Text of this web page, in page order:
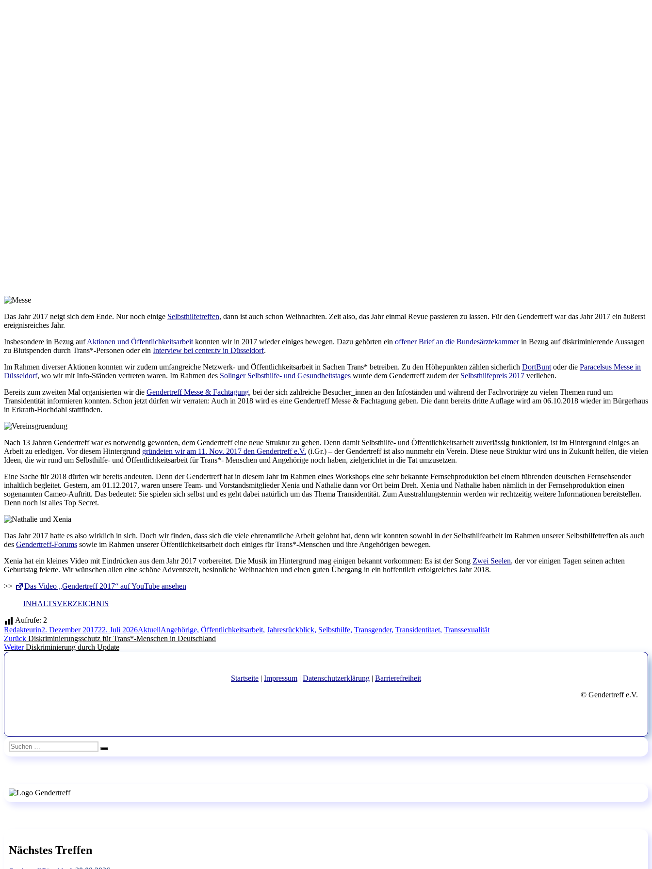
Das Jahr 2017 neigt sich dem Ende. Nur noch einige Selbsthilfetreffen, dann ist auch schon Weihnachten. Zeit also, das Jahr einmal Revue passieren zu lassen. Für den Gendertreff war das Jahr 2017 ein äußerst
ereignisreiches Jahr.
Insbesondere in Bezug aufAktionen und Öffentlichkeitsarbeit konnten wir in 2017 wieder einiges bewegen. Dazu gehörten ein offener Brief an die Bundesärztekammerin Bezug auf diskriminierende Aussagen
zu Blutspenden durch Trans*-Personen oder ein Interview bei center.tv in Düsseldorf.
Im Rahmen diverser Aktionen konnten wir zudem umfangreiche Netzwerk- und Öffentlichkeitsarbeit in Sachen Trans* betreiben. Zu den Höhepunkten zählen sicherlich DortBunt oder die Paracelsus Messe in
Düsseldorf, wo wir mit Info-Ständen vertreten waren. Im Rahmen des Solinger Selbsthilfe- und Gesundheitstages wurde dem Gendertreff zudem der Selbsthilfepreis 2017 verliehen.
Bereits zum zweiten Mal organisierten wir die Gendertreff Messe & Fachtagung, bei der sich zahlreiche Besucher_innen an den Infoständen und während der Fachvorträge zu vielen Themen rund um
Transidentität informieren konnten. Schon jetzt dürfen wir verraten: Auch in 2018 wird es eine Gendertreff Messe & Fachtagung geben. Die dann bereits dritte Auflage wird am 06.10.2018 wieder im Bürgerhaus
in Erkrath-Hochdahl stattfinden.
Nach 13 Jahren Gendertreff war es notwendig geworden, dem Gendertreff eine neue Struktur zu geben. Denn damit Selbsthilfe- und Öffentlichkeitsarbeit zuverlässig funktioniert, ist im Hintergrund einiges an
Arbeit zu erledigen. Vor diesem Hintergrund gründeten wir am 11. Nov. 2017 den Gendertreff e.V. (i.Gr.) – der Gendertreff ist also nunmehr ein Verein. Diese neue Struktur wird uns in Zukunft helfen, die vielen
Ideen, die wir rund um Selbsthilfe- und Öffentlichkeitsarbeit für Trans*- Menschen und Angehörige noch haben, zielgerichtet in die Tat umzusetzen.
Eine Sache für 2018 dürfen wir bereits andeuten. Denn der Gendertreff hat in diesem Jahr im Rahmen eines Workshops eine sehr bekannte Fernsehproduktion bei einem führenden deutschen Fernsehsender
inhaltlich begleitet. Gestern, am 01.12.2017, waren unsere Team- und Vorstandsmitglieder Xenia und Nathalie dann vor Ort beim Dreh. Xenia und Nathalie haben nämlich in der Fernsehproduktion einen
sogenannten Cameo-Auftritt. Das bedeutet: Sie spielen sich selbst und es geht dabei natürlich um das Thema Transidentität. Zum Ausstrahlungstermin werden wir rechtzeitig weitere Informationen bereitstellen.
Denn noch ist alles Top Secret.
Das Jahr 2017 hatte es also wirklich in sich. Doch wir finden, dass sich die viele ehrenamtliche Arbeit gelohnt hat, denn wir konnten sowohl in der Selbsthilfearbeit im Rahmen unserer Selbsthilfetreffen als auch
des Gendertreff-Forums sowie im Rahmen unserer Öffentlichkeitsarbeit doch einiges für Trans*-Menschen und ihre Angehörigen bewegen.
Xenia hat ein kleines Video mit Eindrücken aus dem Jahr 2017 vorbereitet. Die Musik im Hintergrund mag einigen bekannt vorkommen: Es ist der Song Zwei Seelen, der vor einigen Tagen seinen achten
Geburtstag feierte. Wir wünschen allen eine schöne Adventszeit, besinnliche Weihnachten und einen guten Übergang in ein hoffentlich erfolgreiches Jahr 2018.
>>
Das Video „Gendertreff 2017“ auf YouTube ansehen
INHALTSVERZEICHNIS
Aufrufe: 2
Autor
RedakteurinVeröffentlicht
am
2. Dezember 201722. Juli 2026Kategorien
AktuellSchlagwörter
Angehörige, Öffentlichkeitsarbeit, Jahresrückblick, Selbsthilfe, Transgender, Transidentitaet, Transsexualität
Beitragsnavigation
Zurück Vorheriger
Beitrag:
Diskriminierungsschutz für Trans*-Menschen in Deutschland
Weiter Nächster
Diskriminierung durch Update
Startseite | Impressum | Datenschutzerklärung | Barrierefreiheit
© Gendertreff e.V.
Suchen
nach:
Suchen
Nächstes Treffen